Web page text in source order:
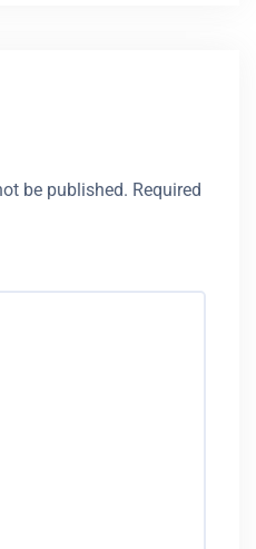
be published. Required